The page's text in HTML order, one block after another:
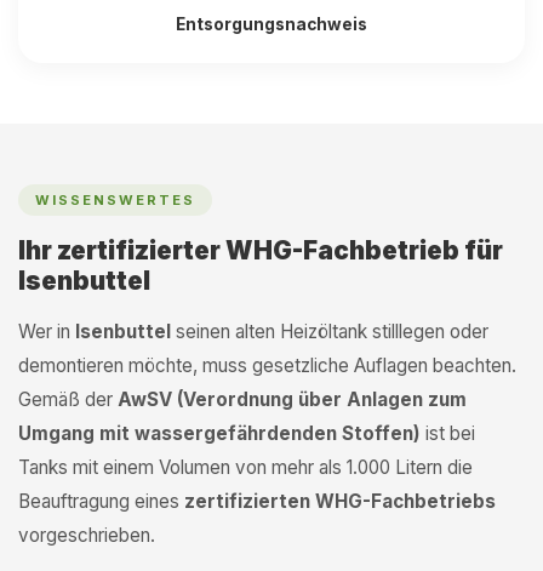
Entsorgungsnachweis
WISSENSWERTES
Ihr zertifizierter WHG-Fachbetrieb für
Isenbuttel
Wer in Isenbuttel seinen alten Heizöltank stilllegen oder
demontieren möchte, muss gesetzliche Auflagen beachten.
Gemäß der AwSV (Verordnung über Anlagen zum
Umgang mit wassergefährdenden Stoffen) ist bei
Tanks mit einem Volumen von mehr als 1.000 Litern die
Beauftragung eines zertifizierten WHG-Fachbetriebs
vorgeschrieben.